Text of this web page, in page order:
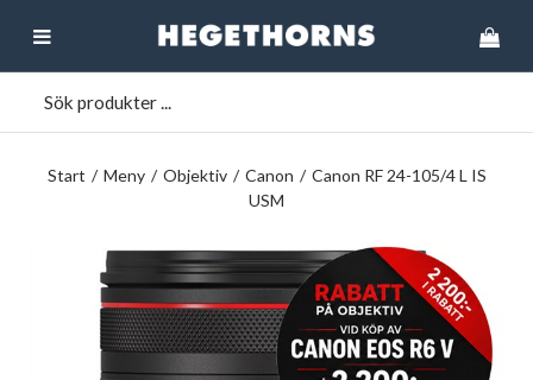
Start / Meny / Objektiv / Canon / Canon RF 24-105/4 L IS
USM